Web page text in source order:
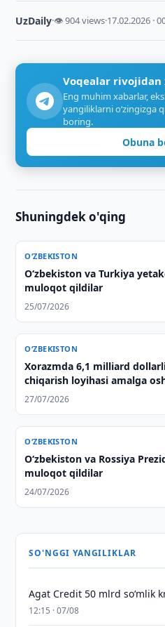
UzDaily·👁 904 views·17.02.2026 ·
Voqealar rivojidan
Eng muhim xabarlar,
yangiliklarni o‘zingizga
boring.
Obuna
Shuningdek o'qing
O‘ZBEKISTON
Oʻzbekiston va Turkiya
muloqot qildilar
25/07/2026
O‘ZBEKISTON
Xorazmda 6,1 milliard
chiqarish loyihasi amalga
27/07/2026
O‘ZBEKISTON
Oʻzbekiston va Rossiya
muloqot qildilar
24/07/2026
SO'NGGI YANGILIKLAR
Agat Credit 50 mlrd so‘mlik
12:15 · 07/08